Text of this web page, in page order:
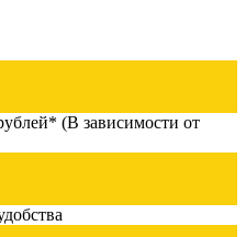
(В зависимости от